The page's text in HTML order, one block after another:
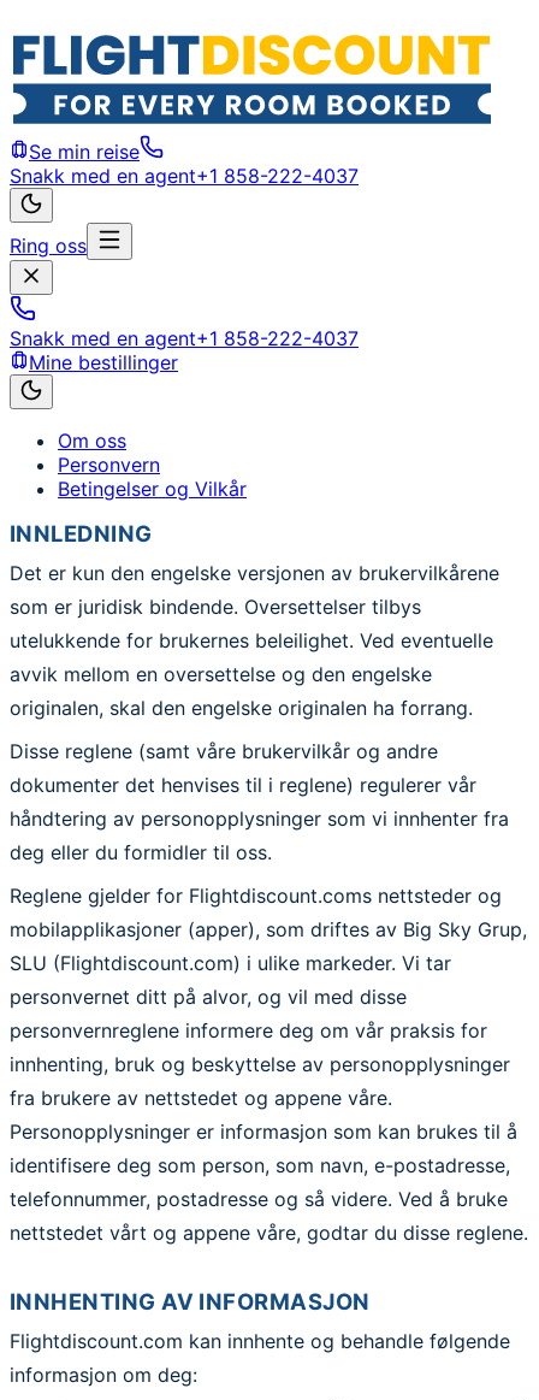
Se min reise
Snakk med en agent+1 858-222-4037
Ring oss
Snakk med en agent+1 858-222-4037
Mine bestillinger
Om oss
Personvern
Betingelser og Vilkår
INNLEDNING
Det er kun den engelske versjonen av brukervilkårene
som er juridisk bindende. Oversettelser tilbys
utelukkende for brukernes beleilighet. Ved eventuelle
avvik mellom en oversettelse og den engelske
originalen, skal den engelske originalen ha forrang.
Disse reglene (samt våre brukervilkår og andre
dokumenter det henvises til i reglene) regulerer vår
håndtering av personopplysninger som vi innhenter fra
deg eller du formidler til oss.
Reglene gjelder for Flightdiscount.coms nettsteder og
mobilapplikasjoner (apper), som driftes av Big Sky Grup,
SLU (Flightdiscount.com) i ulike markeder. Vi tar
personvernet ditt på alvor, og vil med disse
personvernreglene informere deg om vår praksis for
innhenting, bruk og beskyttelse av personopplysninger
fra brukere av nettstedet og appene våre.
Personopplysninger er informasjon som kan brukes til å
identifisere deg som person, som navn, e-postadresse,
telefonnummer, postadresse og så videre. Ved å bruke
nettstedet vårt og appene våre, godtar du disse reglene.
INNHENTING AV INFORMASJON
Flightdiscount.com kan innhente og behandle følgende
informasjon om deg: